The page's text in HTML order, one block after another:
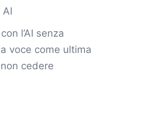
l’AI senza
voce come ultima
cedere